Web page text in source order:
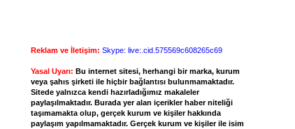
Reklam ve İletişim: Skype: live:.cid.575569c608265c69
Yasal Uyarı: Bu internet sitesi, herhangi bir marka, kurum
veya şahıs şirketi ile hiçbir bağlantısı bulunmamaktadır.
Sitede yalnızca kendi hazırladığımız makaleler
paylaşılmaktadır. Burada yer alan içerikler haber niteliği
taşımamakta olup, gerçek kurum ve kişiler hakkında
paylaşım yapılmamaktadır. Gerçek kurum ve kişiler ile isim